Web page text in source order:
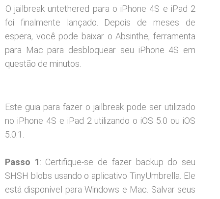
O jailbreak untethered para o iPhone 4S e iPad 2
foi finalmente lançado. Depois de meses de
espera, você pode baixar o Absinthe, ferramenta
para Mac para desbloquear seu iPhone 4S em
questão de minutos.
Este guia para fazer o jailbreak pode ser utilizado
no iPhone 4S e iPad 2 utilizando o iOS 5.0 ou iOS
5.0.1.
Passo 1: Certifique-se de fazer backup do seu
SHSH blobs usando o aplicativo TinyUmbrella. Ele
está disponível para Windows e Mac. Salvar seus